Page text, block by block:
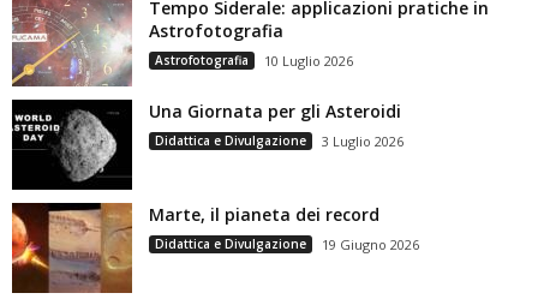
Tempo Siderale: applicazioni pratiche in
Astrofotografia
Astrofotografia 10 Luglio 2026
Una Giornata per gli Asteroidi
Didattica e Divulgazione 3 Luglio 2026
Marte, il pianeta dei record
Didattica e Divulgazione 19 Giugno 2026